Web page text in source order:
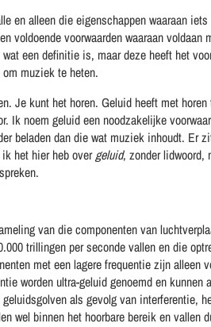
en alleen die eigenschappen waaraan
voldoende voorwaarden waaraan
een definitie is, maar deze heeft het
muziek te heten.
Je kunt het horen. Geluid heeft met
Ik noem geluid een noodzakelijke
beladen dan die wat muziek inhoudt. Er
het hier heb overgeluid, zonder lidwoord,
van die componenten van
trillingen per seconde vallen en die
met een lagere frequentie zijn alleen
worden ultra-geluid genoemd en
als gevolg van interferentie,
wel binnen het hoorbare bereik en vallen